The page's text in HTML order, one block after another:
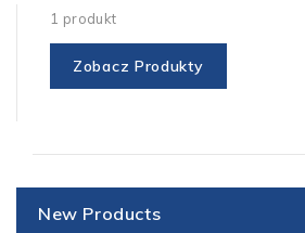
1 produkt
Zobacz Produkty
New Products